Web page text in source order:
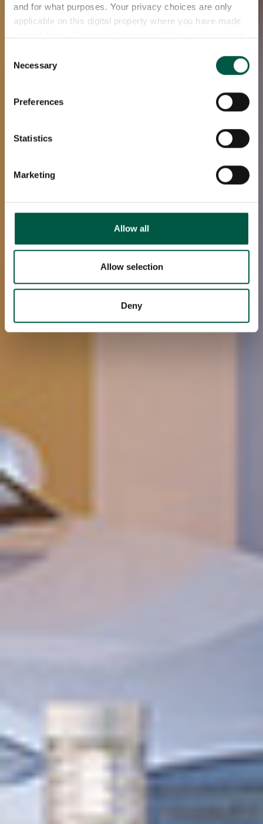
and for what purposes. Your privacy choices are only
applicable on this digital property where you have made
the Privacy trigger icon.
Collect information about your geographical
meters
Identify your device by actively scanning it for
Find out more about how your personal data is processed
We use cookies to personalise content and ads, to
We also share information about your use of our site with
our social media, advertising and analytics partners who
may combine it with other information that you’ve
provided to them or that they’ve collected from your use
Selection
Necessary
Preferences
Statistics
Marketing
Allow all
Allow selection
Deny